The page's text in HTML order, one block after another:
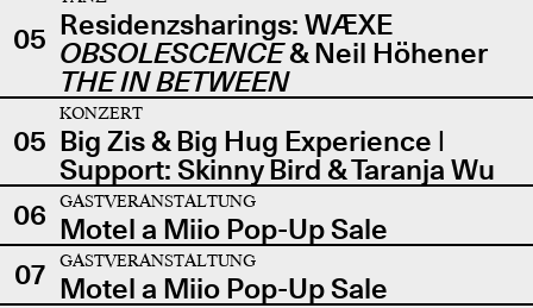
05 Residenzsharings: WÆXE
OBSOLESCENCE& Neil Höhener
THE IN BETWEEN
05
KONZERT
Big Zis & Big Hug Experience |
Support: Skinny Bird & Taranja Wu
06
GASTVERANSTALTUNG
Motel a Miio Pop-Up Sale
07
GASTVERANSTALTUNG
Motel a Miio Pop-Up Sale